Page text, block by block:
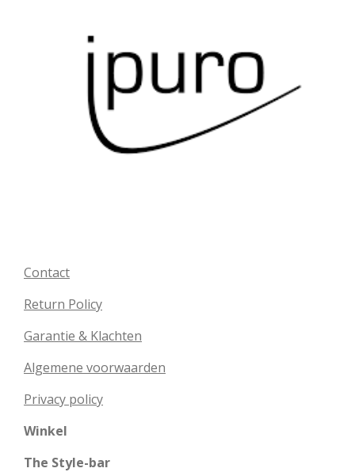
Contact
Return Policy
Garantie & Klachten
Algemene voorwaarden
Privacy policy
Winkel
The Style-bar